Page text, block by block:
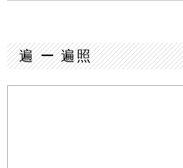
遍 ー 遍照